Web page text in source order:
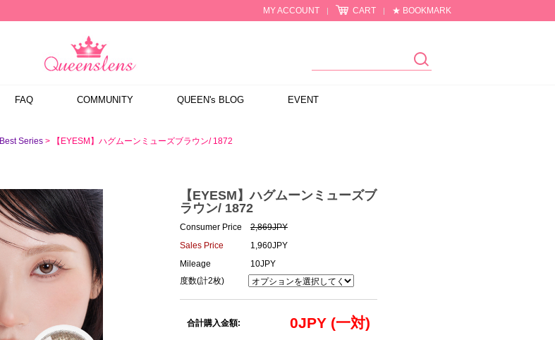
MY ACCOUNT | CART | ★ BOOKMARK
FAQ COMMUNITY QUEEN's BLOG EVENT
Best Series > 【EYESM】ハグムーンミューズブラウン/ 1872
【EYESM】ハグムーンミューズブ
ラウン/ 1872
Consumer Price
2,869JPY
Sales Price
1,960JPY
Mileage
10JPY
度数(計2枚)
合計購入金額: 0JPY (一対)